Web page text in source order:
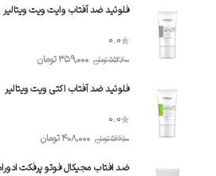
فلوئید ضد آفتاب وایت ویت ویتالیر
0.0
552,600تومان 359,000تومان
فلوئید ضد آفتاب اکتی ویت ویتالیر
0.0
566,100تومان 408,000تومان
ضد افتاب مجیکال فوتو پرفکت